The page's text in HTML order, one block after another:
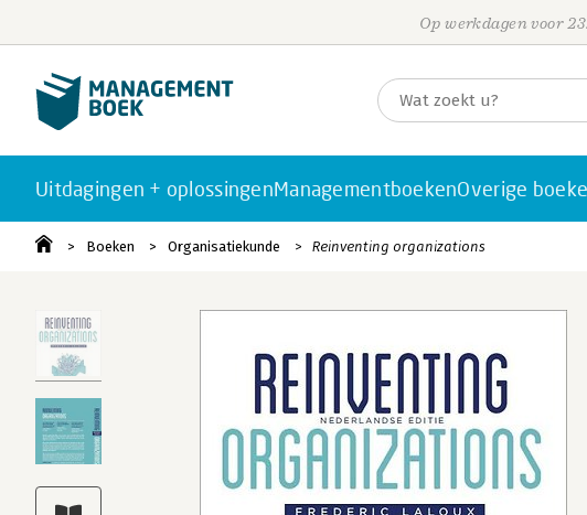
Op werkdagen voor
Uitdagingen + oplossingenManagementboekenOverige
Boeken Organisatiekunde Reinventing organizations